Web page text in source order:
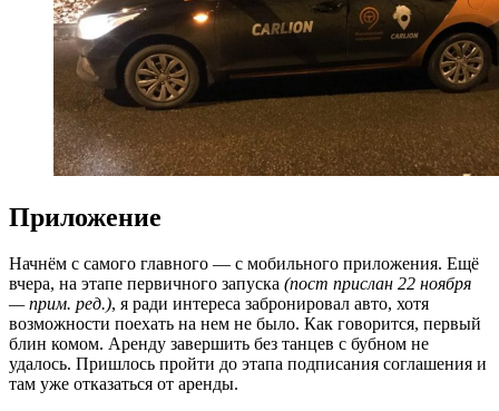
Приложение
Начнём с самого главного — с мобильного приложения. Ещё
вчера, на этапе первичного запуска (пост прислан 22 ноября
— прим. ред.), я ради интереса забронировал авто, хотя
возможности поехать на нем не было. Как говорится, первый
блин комом. Аренду завершить без танцев с бубном не
удалось. Пришлось пройти до этапа подписания соглашения и
там уже отказаться от аренды.